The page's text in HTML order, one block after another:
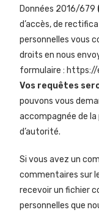
Données 2016/679
d’accès, de
personnelles vous
droits en nous
formulaire :
Vos requêtes
pouvons vous
accompagnée de la
d’autorité.
Si vous avez un
commentaires sur
recevoir un fichier
personnelles que